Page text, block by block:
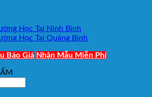
Học Tại Ninh Bình
Học Tại Quảng Bình
Báo Giá Nhận Mẫu Miễn Phí